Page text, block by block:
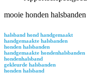
mooie honden halsbanden
halsband hond handgemaakt
handgemaakte halsbanden
honden halsbanden
handgemaakte hondenhalsbanden
hondenhalsband
gekleurde halsbanden
honden halsband